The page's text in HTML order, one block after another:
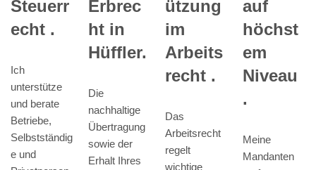
Steuerr
echt .
Ich
unterstütze
und berate
Betriebe,
Selbstständig
e und
Erbrec
ht in
Hüffler.
Die
nachhaltige
Übertragung
sowie der
Erhalt Ihres
ützung
im
Arbeits
recht .
Das
Arbeitsrecht
regelt
wichtige
auf
höchst
em
Niveau
.
Meine
Mandanten